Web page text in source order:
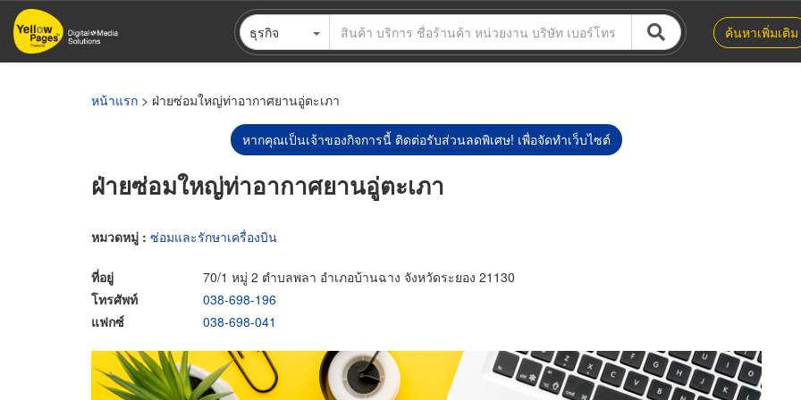
ข้าม
ไป
ธุรกิจ ค้นหาเพิ่มเติม
หน้าแรก > ฝ่ายซ่อมใหญ่ท่าอากาศยานอู่ตะเภา
หากคุณเป็นเจ้าของกิจการนี้ ติดต่อรับส่วนลดพิเศษ! เพื่อจัดทำเว็บไซต์
ฝ่ายซ่อมใหญ่ท่าอากาศยานอู่ตะเภา
หมวดหมู่ : ซ่อมและรักษาเครื่องบิน
ที่อยู่
70/1 หมู่ 2 ตำบลพลา อำเภอบ้านฉาง จังหวัดระยอง 21130
โทรศัพท์
038-698-196
แฟกซ์
038-698-041